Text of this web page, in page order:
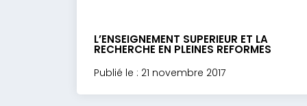
L’ENSEIGNEMENT SUPERIEUR ET LA
RECHERCHE EN PLEINES REFORMES
Publié le : 21 novembre 2017